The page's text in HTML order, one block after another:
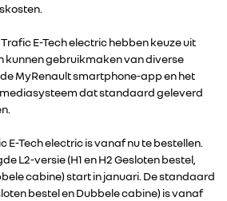
E-Tech electric hebben keuze uit
kunnen gebruikmaken van diverse
MyRenault smartphone-app en het
dat standaard geleverd
E-Tech electric is vanaf nu te bestellen.
L2-versie (H1 en H2 Gesloten bestel,
cabine) start in januari. De standaard
bestel en Dubbele cabine) is vanaf